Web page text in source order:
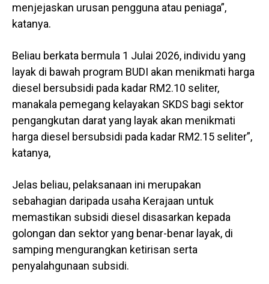
menjejaskan urusan pengguna atau peniaga”,
katanya.
Beliau berkata bermula 1 Julai 2026, individu yang
layak di bawah program BUDI akan menikmati harga
diesel bersubsidi pada kadar RM2.10 seliter,
manakala pemegang kelayakan SKDS bagi sektor
pengangkutan darat yang layak akan menikmati
harga diesel bersubsidi pada kadar RM2.15 seliter”,
katanya,
Jelas beliau, pelaksanaan ini merupakan
sebahagian daripada usaha Kerajaan untuk
memastikan subsidi diesel disasarkan kepada
golongan dan sektor yang benar-benar layak, di
samping mengurangkan ketirisan serta
penyalahgunaan subsidi.